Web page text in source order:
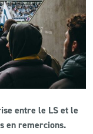
entre le LS et le
en remercions.